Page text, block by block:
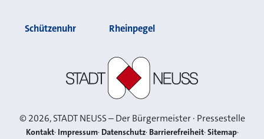
Schützenuhr Rheinpegel
©2026, STADT NEUSS – Der Bürgermeister · Pressestelle
Kontakt Impressum Datenschutz Barrierefreiheit Sitemap